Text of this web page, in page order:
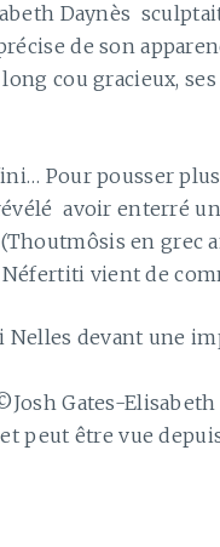
Daynès
de son
long cou gracieux,
Pour pousser
avoir enterré
en grec
vient de
devant une
Gates-Elisabeth
peut être vue